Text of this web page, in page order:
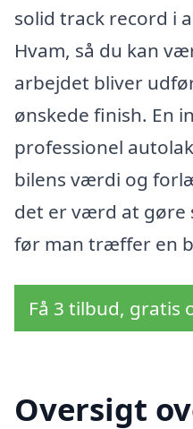
solid track record i
Hvam, så du kan
arbejdet bliver
ønskede finish. En
professionel
bilens værdi og
det er værd at gøre
før man træffer en
Få 3 tilbud, gratis
Oversigt